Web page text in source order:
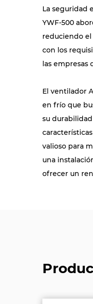
La seguridad
YWF-500
reduciendo el
con los
las empresas
El ventilador
en frío que
su
valioso para
una
ofrecer un